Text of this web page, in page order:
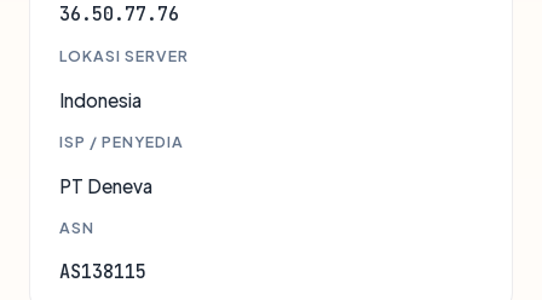
36.50.77.76
LOKASI SERVER
Indonesia
ISP / PENYEDIA
PT Deneva
ASN
AS138115